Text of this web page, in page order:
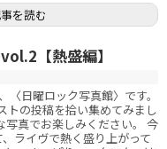
を読む
【熱盛編】
〈日曜ロック写真館〉です。
トの投稿を拾い集めてみまし
写真でお楽しみください。 今
ライヴで熱く盛り上がって